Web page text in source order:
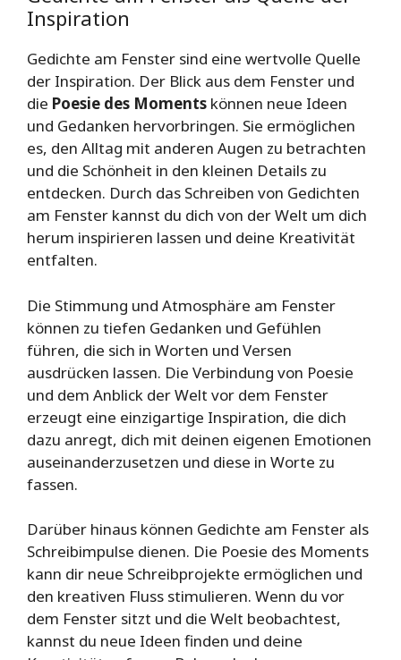
Inspiration
Gedichte am Fenster sind eine wertvolle Quelle
der Inspiration. Der Blick aus dem Fenster und
die Poesie des Moments können neue Ideen
und Gedanken hervorbringen. Sie ermöglichen
es, den Alltag mit anderen Augen zu betrachten
und die Schönheit in den kleinen Details zu
entdecken. Durch das Schreiben von Gedichten
am Fenster kannst du dich von der Welt um dich
herum inspirieren lassen und deine Kreativität
entfalten.
Die Stimmung und Atmosphäre am Fenster
können zu tiefen Gedanken und Gefühlen
führen, die sich in Worten und Versen
ausdrücken lassen. Die Verbindung von Poesie
und dem Anblick der Welt vor dem Fenster
erzeugt eine einzigartige Inspiration, die dich
dazu anregt, dich mit deinen eigenen Emotionen
auseinanderzusetzen und diese in Worte zu
fassen.
Darüber hinaus können Gedichte am Fenster als
Schreibimpulse dienen. Die Poesie des Moments
kann dir neue Schreibprojekte ermöglichen und
den kreativen Fluss stimulieren. Wenn du vor
dem Fenster sitzt und die Welt beobachtest,
kannst du neue Ideen finden und deine